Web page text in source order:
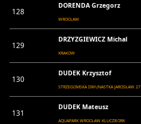
128
DORENDA Grzegorz
WROCŁAW
129
DRZYZGIEWICZ Michal
KRAKOW
130
DUDEK Krzysztof
STRZEGOMSKA DWUNASTKA JAROSŁAW 27
131
DUDEK Mateusz
AQUAPARK WROCŁAW KLUCZBORK